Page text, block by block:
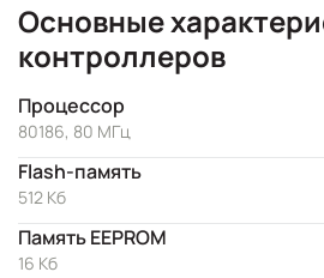
Основные
контроллеров
Процессор
80186, 80 МГц
Flash-память
512 Кб
Память EEPROM
16 Кб